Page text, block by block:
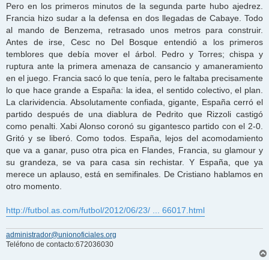
Pero en los primeros minutos de la segunda parte hubo ajedrez.
Francia hizo sudar a la defensa en dos llegadas de Cabaye. Todo
al mando de Benzema, retrasado unos metros para construir.
Antes de irse, Cesc no Del Bosque entendió a los primeros
temblores que debía mover el árbol. Pedro y Torres; chispa y
ruptura ante la primera amenaza de cansancio y amaneramiento
en el juego. Francia sacó lo que tenía, pero le faltaba precisamente
lo que hace grande a España: la idea, el sentido colectivo, el plan.
La clarividencia. Absolutamente confiada, gigante, España cerró el
partido después de una diablura de Pedrito que Rizzoli castigó
como penalti. Xabi Alonso coronó su gigantesco partido con el 2-0.
Gritó y se liberó. Como todos. España, lejos del acomodamiento
que va a ganar, puso otra pica en Flandes, Francia, su glamour y
su grandeza, se va para casa sin rechistar. Y España, que ya
merece un aplauso, está en semifinales. De Cristiano hablamos en
otro momento.
http://futbol.as.com/futbol/2012/06/23/ ... 66017.html
administrador@unionoficiales.org
Teléfono de contacto:672036030